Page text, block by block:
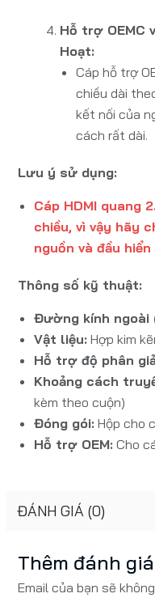
Hỗ trợ OEMC
Hoạt:
Cáp hỗ trợ
chiều dài
kết nối của
cách rất dài.
Lưu ý sử dụng:
Cáp HDMI quang
chiều, vì vậy hãy
nguồn và đầu
Thông số kỹ thuật:
Đường kính ngoài
Vật liệu: Hợp kim
Hỗ trợ độ phân
Khoảng cách
kèm theo cuộn)
Đóng gói: Hộp cho
Hỗ trợ OEM: Cho
ĐÁNH GIÁ (0)
Thêm đánh
Email của bạn sẽ